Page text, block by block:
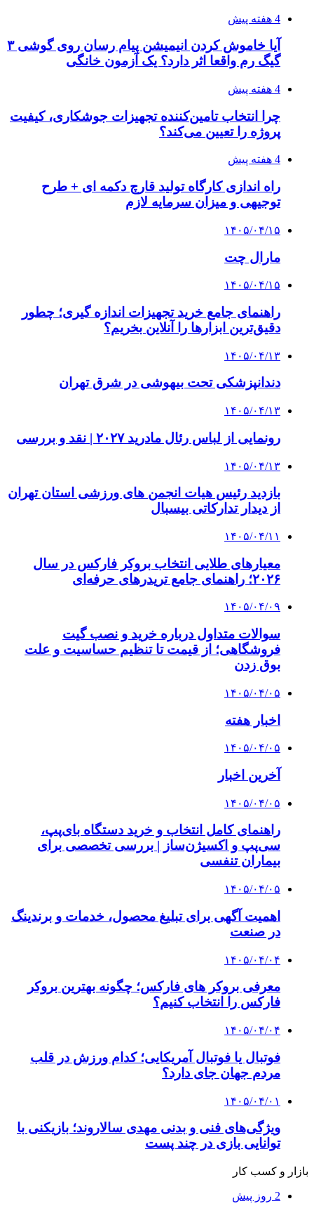
4 هفته پیش
آیا خاموش کردن انیمیشن پیام رسان روی گوشی ۳
گیگ رم واقعا اثر دارد؟ یک آزمون خانگی
4 هفته پیش
چرا انتخاب تامین‌کننده تجهیزات جوشکاری، کیفیت
پروژه را تعیین می‌کند؟
4 هفته پیش
راه اندازی کارگاه تولید قارچ دکمه ای + طرح
توجیهی و میزان سرمایه لازم
۱۴۰۵/۰۴/۱۵
مارال چت
۱۴۰۵/۰۴/۱۵
راهنمای جامع خرید تجهیزات اندازه گیری؛ چطور
دقیق‌ترین ابزارها را آنلاین بخریم؟
۱۴۰۵/۰۴/۱۳
دندانپزشکی تحت بیهوشی در شرق تهران
۱۴۰۵/۰۴/۱۳
رونمایی از لباس رئال مادرید ۲۰۲۷ | نقد و بررسی
۱۴۰۵/۰۴/۱۳
بازدید رئیس هیات انجمن های ورزشی استان تهران
از دیدار تدارکاتی بیسبال
۱۴۰۵/۰۴/۱۱
معیارهای طلایی انتخاب بروکر فارکس در سال
۲۰۲۶؛ راهنمای جامع تریدرهای حرفه‌ای
۱۴۰۵/۰۴/۰۹
سوالات متداول درباره خرید و نصب گیت
فروشگاهی؛ از قیمت تا تنظیم حساسیت و علت
بوق زدن
۱۴۰۵/۰۴/۰۵
اخبار هفته
۱۴۰۵/۰۴/۰۵
آخرین اخبار
۱۴۰۵/۰۴/۰۵
راهنمای کامل انتخاب و خرید دستگاه بای‌پپ،
سی‌پپ و اکسیژن‌ساز | بررسی تخصصی برای
بیماران تنفسی
۱۴۰۵/۰۴/۰۵
اهمیت آگهی برای تبلیغ محصول، خدمات و برندینگ
در صنعت
۱۴۰۵/۰۴/۰۴
معرفی بروکر های فارکس؛ چگونه بهترین بروکر
فارکس را انتخاب کنیم؟
۱۴۰۵/۰۴/۰۴
فوتبال یا فوتبال آمریکایی؛ کدام ورزش در قلب
مردم جهان جای دارد؟
۱۴۰۵/۰۴/۰۱
ویژگی‌های فنی و بدنی مهدی سالاروند؛ بازیکنی با
توانایی بازی در چند پست
بازار و کسب کار
2 روز پیش